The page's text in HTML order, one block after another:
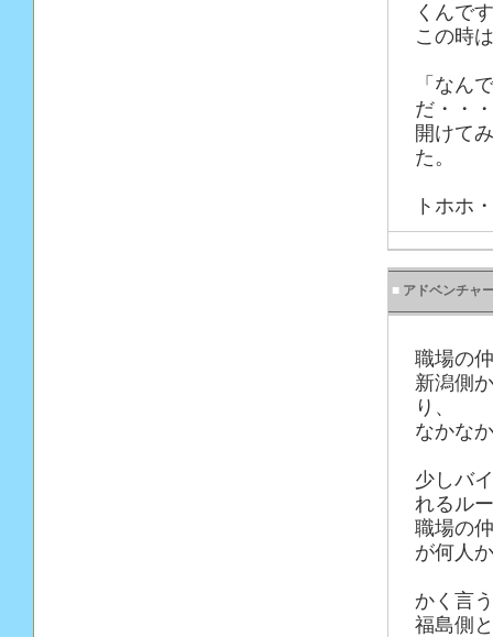
くんで
この時
「なん
だ・・
開けて
た。
トホホ
■ アドベンチャ
職場の
新潟側
り、
なかな
少しバ
れるル
職場の
が何人
かく言
福島側